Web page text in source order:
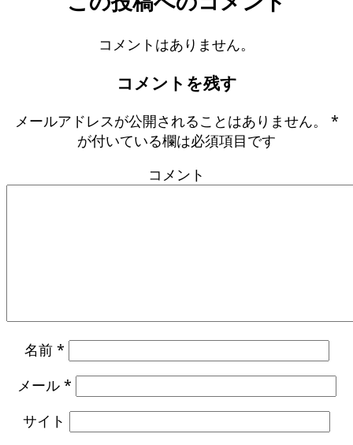
コメントはありません。
コメントを残す
メールアドレスが公開されることはありません。
*
が付いている欄は必須項目です
コメント
名前 *
メール *
サイト